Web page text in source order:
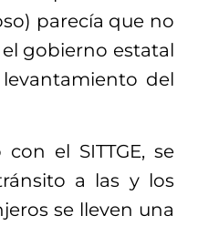
parecía que no
gobierno estatal
del
el SITTGE, se
a las y los
se lleven una